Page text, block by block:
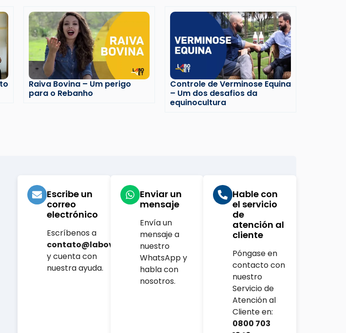
Raiva Bovina – Um perigo
para o Rebanho
Controle de Verminose Equina
– Um dos desafios da
equinocultura
Escribe un
correo
electrónico
Escríbenos a
contato@labovet.com.br
y cuenta con
nuestra ayuda.
Enviar un
mensaje
Envía un
mensaje a
nuestro
WhatsApp y
habla con
nosotros.
Hable con
el servicio
de
atención al
cliente
Póngase en
contacto con
nuestro
Servicio de
Atención al
Cliente en:
0800 703